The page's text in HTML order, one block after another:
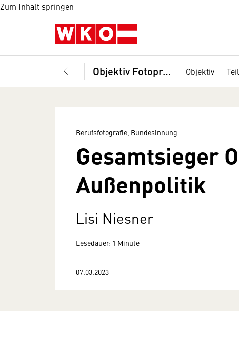
Zum Inhalt springen
Objektiv Fotopreis Objektiv
Berufsfotografie, Bundesinnung
Gesamtsieger
Außenpolitik
Lisi Niesner
Lesedauer: 1 Minute
07.03.2023